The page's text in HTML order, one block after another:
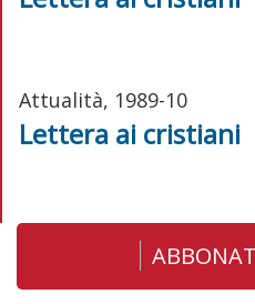
Attualità, 1989-10
Lettera ai cristiani